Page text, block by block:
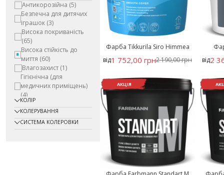
Антикорозійна (5)
Безпечна для дитячих
іграшок (3)
Висока покриваність
(65)
Висока стійкість до
миття (60)
Влагозахист (1)
Гігієнічна (для
медичних приміщень)
(4)
Для інтенсивного
використання
Для харчових
приміщень(9)
КОЛІР
КОЛЕРУВАННЯ
СИСТЕМА КОЛЕРОВКИ
Фарба Tikkurila Siro Himmea
від1 752,00 грн2 190,00 грн
від2
АКЦІЯ